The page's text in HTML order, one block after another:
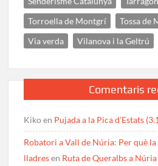
Torroella de Montgrí
Tossa de
Via verda
Vilanova i la Geltrú
Comentaris
Kikoen Pujada a la Pica d’Estats
Robatori a Vall de Núria: Per què
lladresen Ruta de Queralbs a